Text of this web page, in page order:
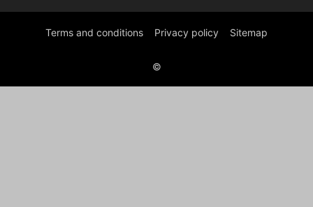
Terms and conditions Privacy policy Sitemap
©